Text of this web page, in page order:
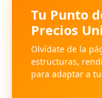
Tu Punto
Precios
Olvídate de la
estructuras,
para adaptar a